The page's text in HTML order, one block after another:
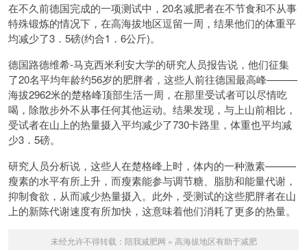
在不久前德国完成的一项测试中，20名减肥者在不节食和不从事
特殊锻炼的情况下，在高海拔地区逗留一周，结果他们的体重平
均减少了3．5磅(约合1．6公斤)。
德国路德维希-马克西米利安大学的研究人员报告说，他们征集
了20名平均年龄约56岁的肥胖者，这些人前往德国最高峰———
海拔2962米的楚格峰顶部生活一周，在那里受试者可以尽情吃
喝，除散步外不从事任何其他运动。结果发现，与上山前相比，
受试者在山上的热量摄入平均减少了730卡路里，体重也平均减
少3．5磅。
研究人员分析说，这些人在楚格峰上时，体内的一种激素———
瘦素的水平有所上升，而瘦素能参与调节糖、脂肪和能量代谢，
抑制食欲，从而减少热量摄入。此外，受测试的这些肥胖者在山
上的新陈代谢速度有所加快，这意味着他们消耗了更多的热量。
未经允许不得转载： 陪我减肥网 » 高海拔地区有助于减肥